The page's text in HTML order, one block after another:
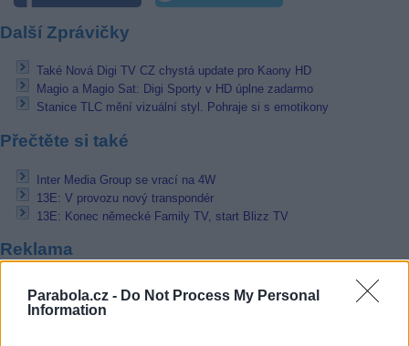
Parabola.cz - Do Not Process My Personal
Information
Další Zprávičky
Také Nová Digi TV CZ chystá update pro Kaony HD
Magio a Magio Sat: Digi Sporty v HD úplne zadarmo
Stanice TLC mění vizuální styl. Pohraje si s emotikony
Přečtěte si také
Inter Media Group se vrací na 4W
13E: V provozu nový transpondér
13E: Konec německé Family TV, start Blizz TV
Reklama
Pracovní nabídky